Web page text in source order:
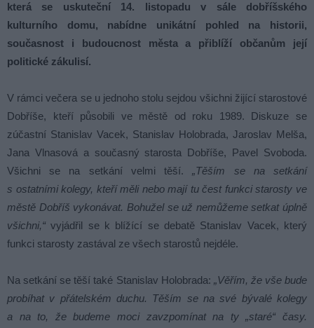
která se uskuteční 14. listopadu v sále dobříšského
kulturního domu, nabídne unikátní pohled na historii,
současnost i budoucnost města a přiblíží občanům její
politické zákulisí.
V rámci večera se u jednoho stolu sejdou všichni žijící starostové
Dobříše, kteří působili ve městě od roku 1989. Diskuze se
zúčastní Stanislav Vacek, Stanislav Holobrada, Jaroslav Melša,
Jana Vlnasová a současný starosta Dobříše, Pavel Svoboda.
Všichni se na setkání velmi těší.„Těším se na setkání
s ostatními kolegy, kteří měli nebo mají tu čest funkci starosty ve
městě Dobříš vykonávat. Bohužel se už nemůžeme setkat úplně
všichni,“vyjádřil se k blížící se debatě Stanislav Vacek, který
funkci starosty zastával ze všech starostů nejdéle.
Na setkání se těší také Stanislav Holobrada: „Věřím, že vše bude
probíhat v přátelském duchu. Těším se na své bývalé kolegy
a na to, že budeme moci zavzpomínat na ty „staré“ časy.